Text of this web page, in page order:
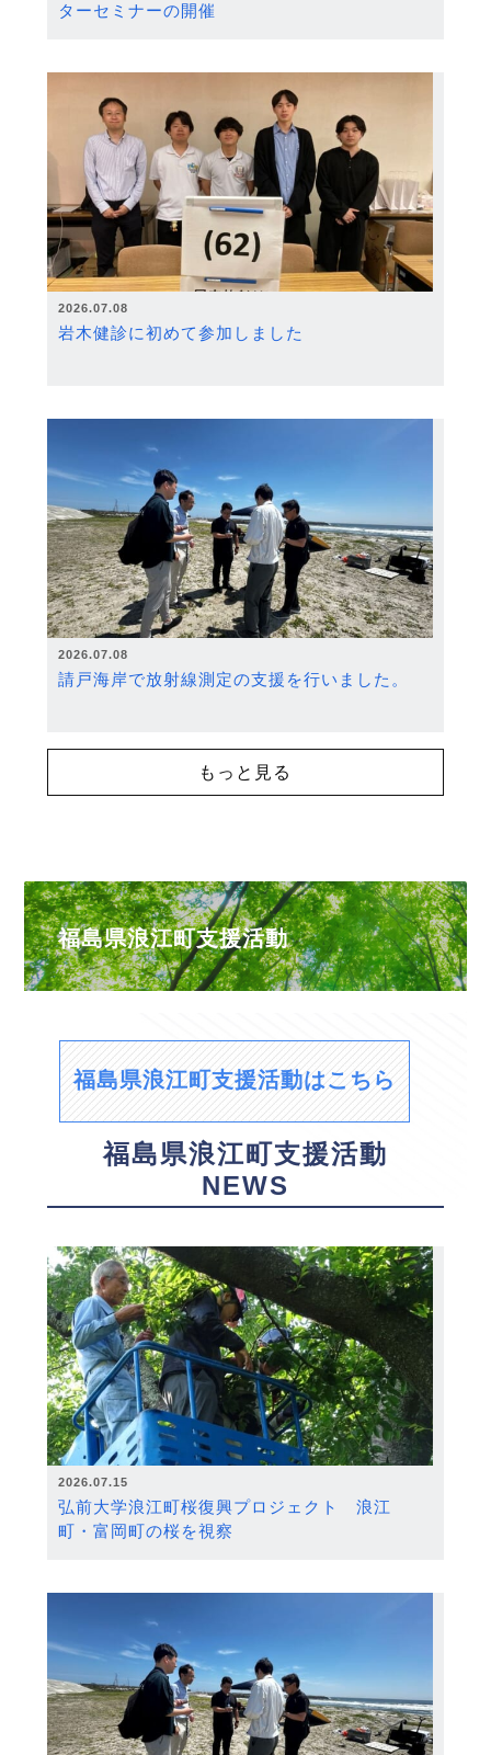
ターセミナーの開催
2026.07.08
岩木健診に初めて参加しました
2026.07.08
請戸海岸で放射線測定の支援を行いました。
もっと見る
福島県浪江町支援活動
福島県浪江町支援活動はこちら
福島県浪江町支援活動
NEWS
2026.07.15
弘前大学浪江町桜復興プロジェクト 浪江
町・富岡町の桜を視察